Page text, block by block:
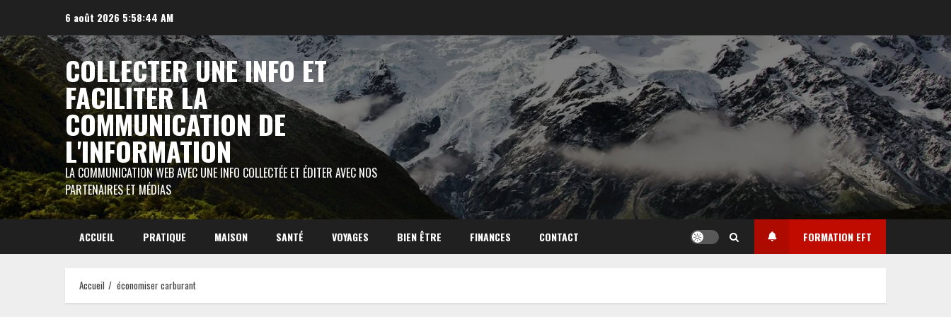
contenu
6 août 2026 5:58:45 AM
COLLECTER UNE INFO ET
FACILITER LA
COMMUNICATION DE
L'INFORMATION
LA COMMUNICATION WEB AVEC UNE INFO COLLECTÉE ET ÉDITER AVEC NOS
PARTENAIRES ET MÉDIAS
ACCUEIL PRATIQUE MAISON SANTÉ VOYAGES BIEN ÊTRE FINANCES CONTACT FORMATION EFT
Accueil économiser carburant